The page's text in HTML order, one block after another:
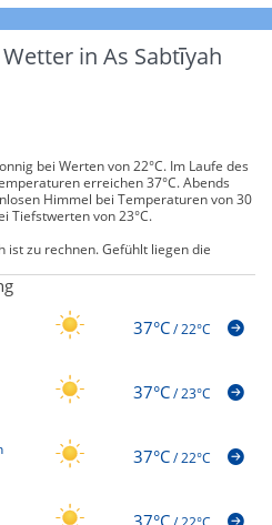
in As Sabtīyah
bei Werten von 22°C. Im Laufe des
erreichen 37°C. Abends
Himmel bei Temperaturen von 30
Tiefstwerten von 23°C.
ist zu rechnen. Gefühlt liegen die
37°C/22°C
37°C/23°C
37°C/22°C